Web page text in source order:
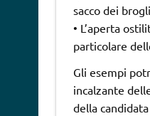
sacco dei
• L’aperta
particolare
Gli esempi
incalzante
della